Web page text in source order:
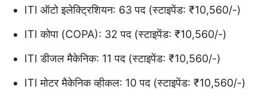
ITI ऑटो इलेक्ट्रिशियन: 63 पद (स्टाइपेंड: ₹10,560/-)
ITI कोपा (COPA): 32 पद (स्टाइपेंड: ₹10,560/-)
ITI डीजल मैकेनिक: 11 पद (स्टाइपेंड: ₹10,560/-)
ITI मोटर मैकेनिक व्हीकल: 10 पद (स्टाइपेंड: ₹10,560/-)